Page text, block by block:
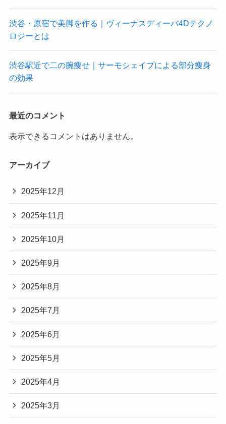
渋谷・原宿で美脚を作る｜ヴィーナスディーバ4Dテクノ
ロジーとは
渋谷駅近で二の腕痩せ｜サーモシェイプによる部分痩身
の効果
最近のコメント
表示できるコメントはありません。
アーカイブ
2025年12月
2025年11月
2025年10月
2025年9月
2025年8月
2025年7月
2025年6月
2025年5月
2025年4月
2025年3月